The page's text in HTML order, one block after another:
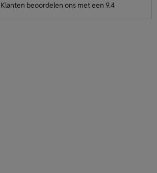
Klanten beoordelen ons met een 9.4